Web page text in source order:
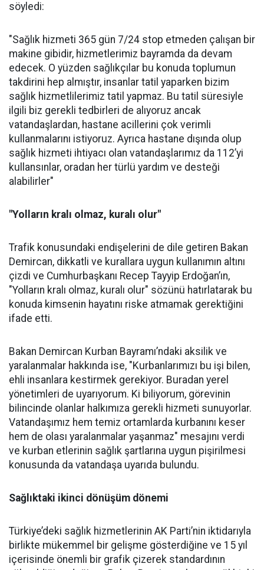
söyledi:
"Sağlık hizmeti 365 gün 7/24 stop etmeden çalışan bir
makine gibidir, hizmetlerimiz bayramda da devam
edecek. O yüzden sağlıkçılar bu konuda toplumun
takdirini hep almıştır, insanlar tatil yaparken bizim
sağlık hizmetlilerimiz tatil yapmaz. Bu tatil süresiyle
ilgili biz gerekli tedbirleri de alıyoruz ancak
vatandaşlardan, hastane acillerini çok verimli
kullanmalarını istiyoruz. Ayrıca hastane dışında olup
sağlık hizmeti ihtiyacı olan vatandaşlarımız da 112’yi
kullansınlar, oradan her türlü yardım ve desteği
alabilirler"
"Yolların kralı olmaz, kuralı olur"
Trafik konusundaki endişelerini de dile getiren Bakan
Demircan, dikkatli ve kurallara uygun kullanımın altını
çizdi ve Cumhurbaşkanı Recep Tayyip Erdoğan’ın,
"Yolların kralı olmaz, kuralı olur" sözünü hatırlatarak bu
konuda kimsenin hayatını riske atmamak gerektiğini
ifade etti.
Bakan Demircan Kurban Bayramı’ndaki aksilik ve
yaralanmalar hakkında ise, "Kurbanlarımızı bu işi bilen,
ehli insanlara kestirmek gerekiyor. Buradan yerel
yönetimleri de uyarıyorum. Ki biliyorum, görevinin
bilincinde olanlar halkımıza gerekli hizmeti sunuyorlar.
Vatandaşımız hem temiz ortamlarda kurbanını keser
hem de olası yaralanmalar yaşanmaz" mesajını verdi
ve kurban etlerinin sağlık şartlarına uygun pişirilmesi
konusunda da vatandaşa uyarıda bulundu.
Sağlıktaki ikinci dönüşüm dönemi
Türkiye’deki sağlık hizmetlerinin AK Parti’nin iktidarıyla
birlikte mükemmel bir gelişme gösterdiğine ve 15 yıl
içerisinde önemli bir grafik çizerek standardının